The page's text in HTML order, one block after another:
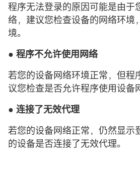
程序无法登录的原因可能是由于
络，建议您检查设备的网络环境
境。
● 程序不允许使用网络
若您的设备网络环境正常，但程
议您检查是否允许程序使用设备
● 连接了无效代理
若您的设备网络正常，仍然显示
的设备是否连接了无效代理。